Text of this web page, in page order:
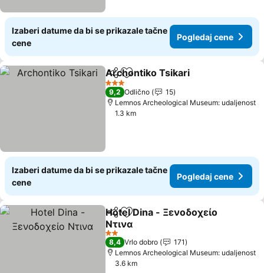
Izaberi datume da bi se prikazale tačne
cene
Pogledaj cene
Deli Dodati u favorite
Archontiko Tsikari
3 Zvezdice
9,2 Odlično
15
Lemnos Archeological Museum: udaljenost
1.3 km
Izaberi datume da bi se prikazale tačne
cene
Pogledaj cene
Deli Dodati u favorite
Hotel Dina - Ξενοδοχείο
Ντινα
2 Zvezdice
8,4 Vrlo dobro
171
Lemnos Archeological Museum: udaljenost
3.6 km